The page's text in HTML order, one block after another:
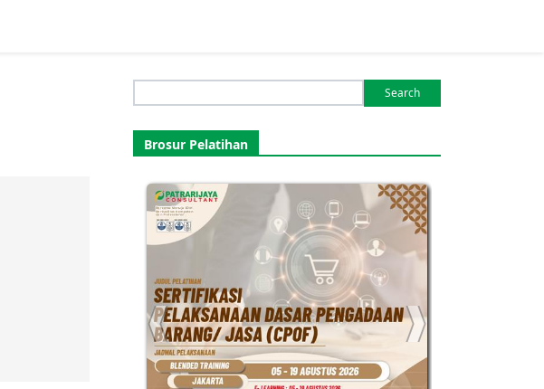
for:
Brosur Pelatihan